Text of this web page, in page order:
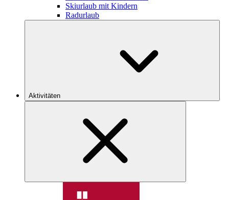
Skiurlaub mit Kindern
Radurlaub
Aktivitäten